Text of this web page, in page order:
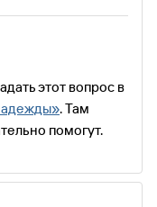
этот вопрос в
. Там
помогут.